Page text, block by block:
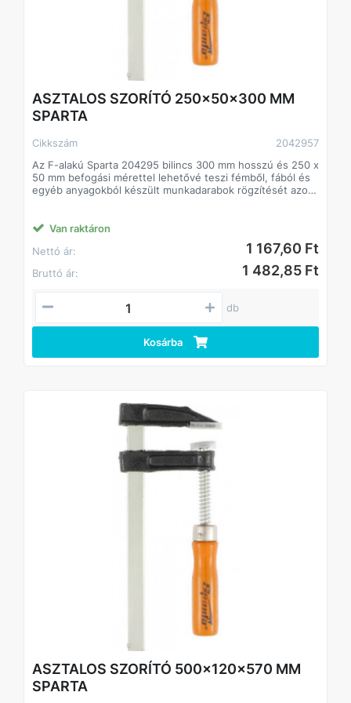
ASZTALOS SZORÍTÓ 250x50x300 MM
SPARTA
Cikkszám
2042957
Az F-alakú Sparta 204295 bilincs 300 mm hosszú és 250 x
50 mm befogási mérettel lehetővé teszi fémből, fából és
egyéb anyagokból készült munkadarabok rögzítését azok
közé kerül, amelyek közül az egyik mozgatható és a
markolat méretének beállítására szolgál. A csavarbilincs
lehetővé teszi a munkadarab jelentős erővel történő
rögzítését. A szerkezeti elemek ellenállnak a magas
hőmérsékletnek, így a bilincs alkalmas hegesztési
munkákra, de a műanyag burkolatokat el kell távolítani.
Szilárdság - az acélrúd jelentős hajlítási terhelést képes
Hosszú élettartam - a horganyzott csavar korrózióálló.
Pontos munkavégzés – a pofák védőbetétjei
Kényelmes kezelés – a kényelmes fa fogantyú
biztonságosan illeszkedik a kézbe.
Van raktáron
Nettó ár:
1 167,60 Ft
Bruttó ár: 1 482,85 Ft
db
Kosárba
ASZTALOS SZORÍTÓ 500x120x570 MM
SPARTA